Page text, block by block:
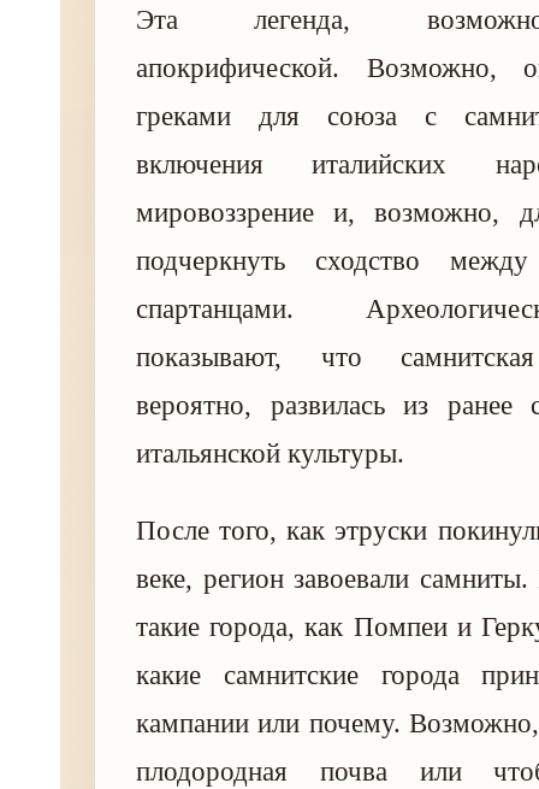
Эта легенда,
апокрифической. Возможно,
греками для союза с
включения италийских
мировоззрение и, возможно,
подчеркнуть сходство
спартанцами.
показывают, что
вероятно, развилась из ранее
итальянской культуры.
После того, как этруски
веке, регион завоевали
такие города, как Помпеи и
какие самнитские города
кампании или почему.
плодородная почва или